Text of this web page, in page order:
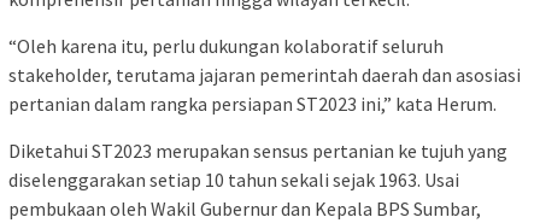
“Oleh karena itu, perlu dukungan kolaboratif seluruh
stakeholder, terutama jajaran pemerintah daerah dan asosiasi
pertanian dalam rangka persiapan ST2023 ini,” kata Herum.
Diketahui ST2023 merupakan sensus pertanian ke tujuh yang
diselenggarakan setiap 10 tahun sekali sejak 1963. Usai
pembukaan oleh Wakil Gubernur dan Kepala BPS Sumbar,